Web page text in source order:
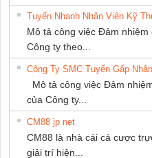
Tuyển Nhanh Nhân Viên Kỹ
Mô tả công việc Đảm
Công ty theo...
Công Ty SMC Tuyển Gấp
Mô tả công việc Đảm
của Công ty...
CM88 jp net
CM88 là nhà cái cá cược
giải trí hiện...